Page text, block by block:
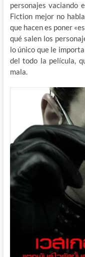
personajes vaciando
Fiction mejor no
que hacen es poner
qué salen los
lo único que le
del todo la película,
mala.